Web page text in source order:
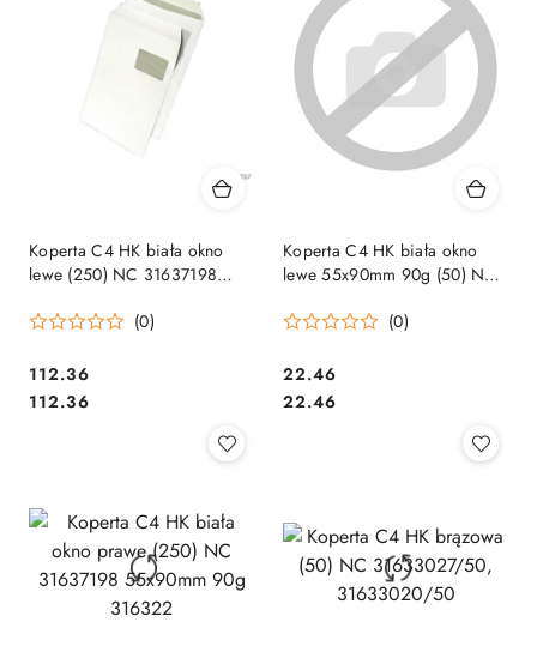
Koperta C4 HK biała okno
lewe (250) NC 31637198
(0)
Cena:
112.36
Cena:
112.36
Koperta C4 HK biała okno
lewe 55x90mm 90g (50) NC
(0)
Cena:
22.46
Cena:
22.46